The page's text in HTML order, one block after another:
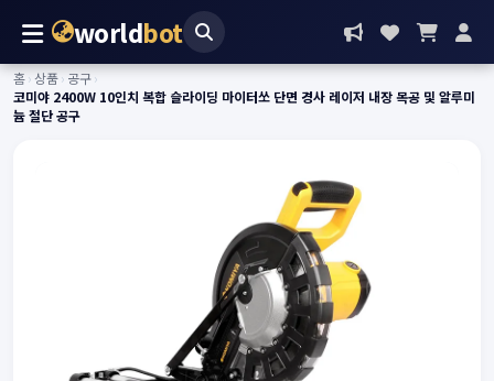
worldbot
홈›상품› 공구›
코미야 2400W 10인치 복합 슬라이딩 마이터쏘 단면 경사 레이저 내장 목공 및 알루미
늄 절단 공구